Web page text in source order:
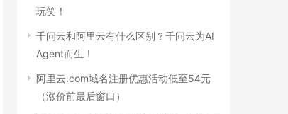
玩笑！
千问云和阿里云有什么区别？千问云为AI
Agent而生！
阿里云.com域名注册优惠活动低至54元
（涨价前最后窗口）